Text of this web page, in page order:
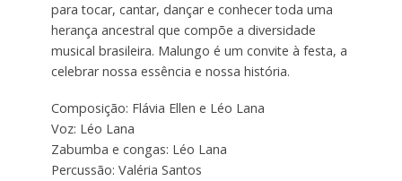
para tocar, cantar, dançar e conhecer toda uma
herança ancestral que compõe a diversidade
musical brasileira. Malungo é um convite à festa, a
celebrar nossa essência e nossa história.
Composição: Flávia Ellen e Léo Lana
Voz: Léo Lana
Zabumba e congas: Léo Lana
Percussão: Valéria Santos